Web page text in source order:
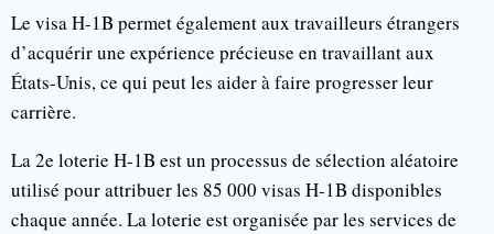
Le visa H-1B permet également aux travailleurs étrangers
d’acquérir une expérience précieuse en travaillant aux
États-Unis, ce qui peut les aider à faire progresser leur
carrière.
La 2e loterie H-1B est un processus de sélection aléatoire
utilisé pour attribuer les 85 000 visas H-1B disponibles
chaque année. La loterie est organisée par les services de